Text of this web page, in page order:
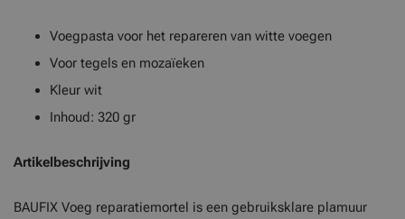
Voegpasta voor het repareren van witte voegen
Voor tegels en mozaïeken
Kleur wit
Inhoud: 320 gr
Artikelbeschrijving
BAUFIX Voeg reparatiemortel is een gebruiksklare plamuur